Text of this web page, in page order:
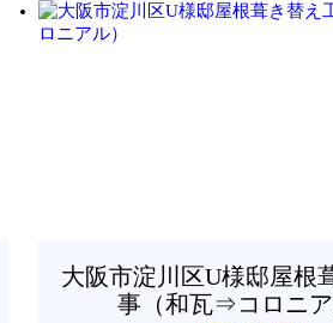
大阪市淀川区U様邸屋根
事（和瓦⇒コロニア